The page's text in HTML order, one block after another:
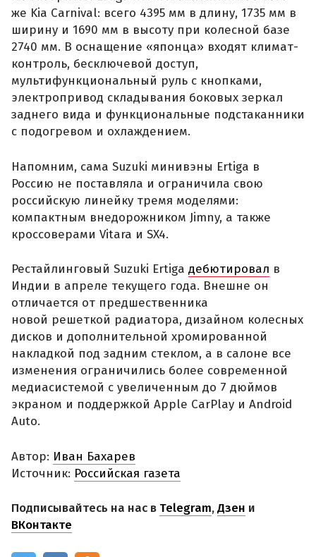
же Kia Carnival: всего 4395 мм в длину, 1735 мм в
ширину и 1690 мм в высоту при колесной базе
2740 мм. В оснащение «японца» входят климат-
контроль, бесключевой доступ,
мультифункциональный руль с кнопками,
электропривод складывания боковых зеркал
заднего вида и функциональные подстаканники
с подогревом и охлаждением.
Напомним, сама Suzuki минивэны Ertiga в
Россию не поставляла и ограничила свою
российскую линейку тремя моделями:
компактным внедорожником Jimny, а также
кроссоверами Vitara и SX4.
Рестайлинговый Suzuki Ertiga дебютировал в
Индии в апреле текущего года. Внешне он
отличается от предшественника
новой решеткой радиатора, дизайном колесных
дисков и дополнительной хромированной
накладкой под задним стеклом, а в салоне все
изменения ограничились более современной
медиасистемой с увеличенным до 7 дюймов
экраном и поддержкой Apple CarPlay и Android
Auto.
Автор: Иван Бахарев
Источник: Российская газета
Подписывайтесь на нас в Telegram,Дзен и
ВКонтакте